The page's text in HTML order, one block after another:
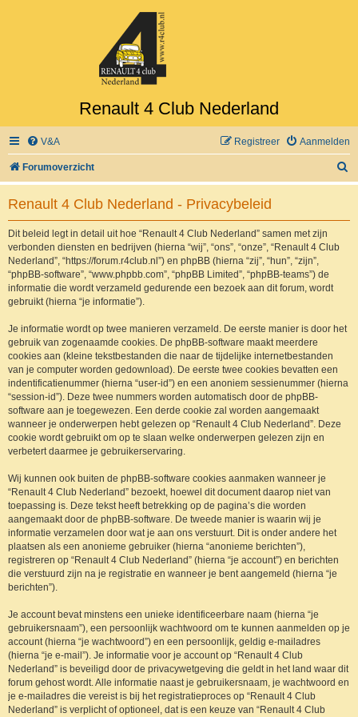
Renault 4 Club Nederland
V&A Aanmelden
Registreer
Forumoverzicht
o
Renault 4 Club Nederland - Privacybeleid
Dit beleid legt in detail uit hoe “Renault 4 Club Nederland” samen met zijn
verbonden diensten en bedrijven (hierna “wij”, “ons”, “onze”, “Renault 4 Club
Nederland”, “https://forum.r4club.nl”) en phpBB (hierna “zij”, “hun”, “zijn”,
“phpBB-software”, “www.phpbb.com”, “phpBB Limited”, “phpBB-teams”) de
informatie die wordt verzameld gedurende een bezoek aan dit forum, wordt
gebruikt (hierna “je informatie”).
Je informatie wordt op twee manieren verzameld. De eerste manier is door het
gebruik van zogenaamde cookies. De phpBB-software maakt meerdere
cookies aan (kleine tekstbestanden die naar de tijdelijke internetbestanden
van je computer worden gedownload). De eerste twee cookies bevatten een
indentificatienummer (hierna “user-id”) en een anoniem sessienummer (hierna
“session-id”). Deze twee nummers worden automatisch door de phpBB-
software aan je toegewezen. Een derde cookie zal worden aangemaakt
wanneer je onderwerpen hebt gelezen op “Renault 4 Club Nederland”. Deze
cookie wordt gebruikt om op te slaan welke onderwerpen gelezen zijn en
verbetert daarmee je gebruikerservaring.
Wij kunnen ook buiten de phpBB-software cookies aanmaken wanneer je
“Renault 4 Club Nederland” bezoekt, hoewel dit document daarop niet van
toepassing is. Deze tekst heeft betrekking op de pagina’s die worden
aangemaakt door de phpBB-software. De tweede manier is waarin wij je
informatie verzamelen door wat je aan ons verstuurt. Dit is onder andere het
plaatsen als een anonieme gebruiker (hierna “anonieme berichten”),
registreren op “Renault 4 Club Nederland” (hierna “je account”) en berichten
die verstuurd zijn na je registratie en wanneer je bent aangemeld (hierna “je
berichten”).
Je account bevat minstens een unieke identificeerbare naam (hierna “je
gebruikersnaam”), een persoonlijk wachtwoord om te kunnen aanmelden op je
account (hierna “je wachtwoord”) en een persoonlijk, geldig e-mailadres
(hierna “je e-mail”). Je informatie voor je account op “Renault 4 Club
Nederland” is beveiligd door de privacywetgeving die geldt in het land waar dit
forum gehost wordt. Alle informatie naast je gebruikersnaam, je wachtwoord en
je e-mailadres die vereist is bij het registratieproces op “Renault 4 Club
Nederland” is verplicht of optioneel, dat is een keuze van “Renault 4 Club